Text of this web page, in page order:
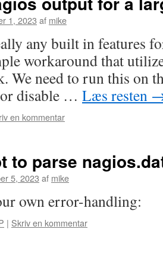
1, 2023 af mike
any built in features
workaround that
We need to run this on
disable … Læs resten
en kommentar
to parse
5, 2023 af mike
own error-handling:
| Skriv en kommentar